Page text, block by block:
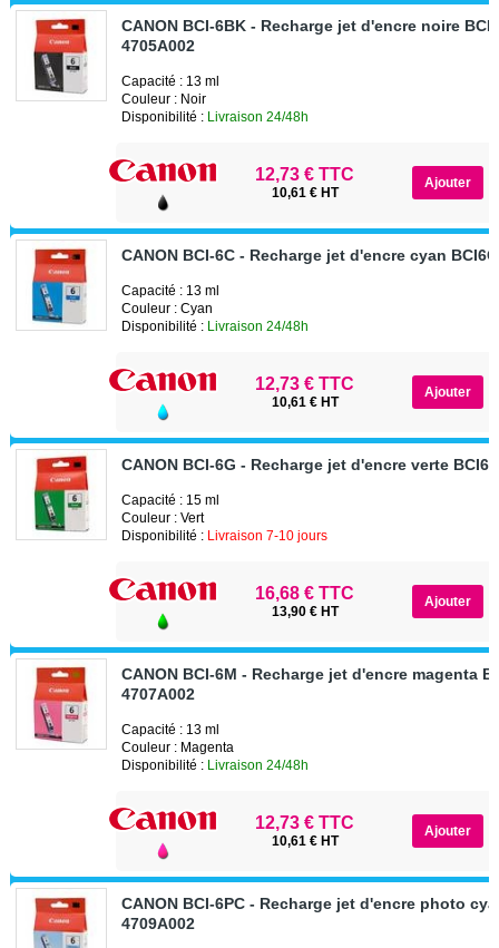
CANON BCI-6BK - Recharge jet d'encre noire
4705A002
Capacité : 13 ml
Couleur : Noir
Disponibilité : Livraison 24/48h
12,73 € TTC
10,61 € HT
CANON BCI-6C - Recharge jet d'encre cyan
Capacité : 13 ml
Couleur : Cyan
Disponibilité : Livraison 24/48h
12,73 € TTC
10,61 € HT
CANON BCI-6G - Recharge jet d'encre verte
Capacité : 15 ml
Couleur : Vert
Disponibilité : Livraison 7-10 jours
16,68 € TTC
13,90 € HT
CANON BCI-6M - Recharge jet d'encre magenta
4707A002
Capacité : 13 ml
Couleur : Magenta
Disponibilité : Livraison 24/48h
12,73 € TTC
10,61 € HT
CANON BCI-6PC - Recharge jet d'encre photo
4709A002